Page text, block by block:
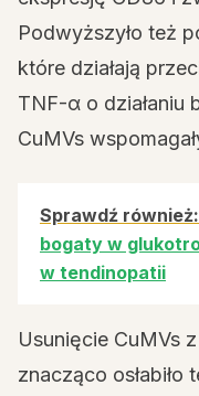
Podwyższyło też
które działają
TNF-α o działaniu
CuMVs
Sprawdź również:
bogaty w
w tendinopatii
Usunięcie CuMVs
znacząco